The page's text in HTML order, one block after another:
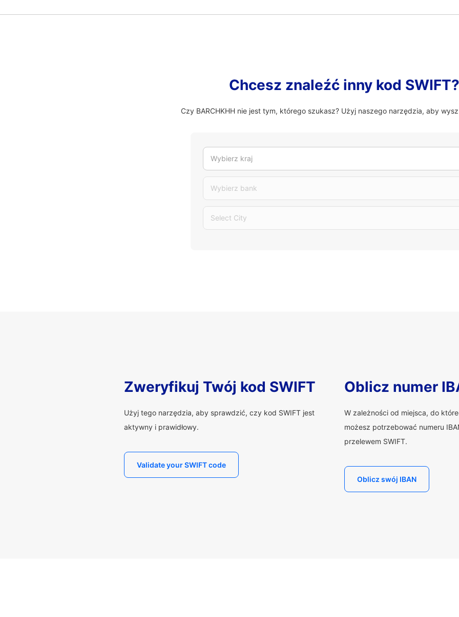
Chcesz znaleźć inny kod SWIFT?
Czy BARCHKHH nie jest tym, którego szukasz? Użyj naszego narzędzia, aby
Wybierz kraj
Wybierz bank
Select City
Zweryfikuj Twój kod SWIFT
Użyj tego narzędzia, aby sprawdzić, czy kod SWIFT jest
aktywny i prawidłowy.
Validate your SWIFT code
Oblicz numer
W zależności od miejsca, do
możesz potrzebować numeru
przelewem SWIFT.
Oblicz swój IBAN